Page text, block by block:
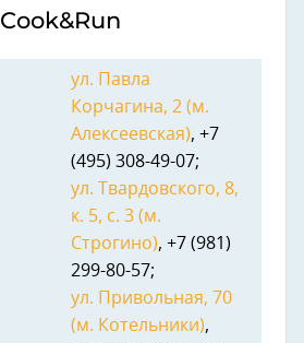
Cook&Run
ул. Павла
Корчагина, 2 (м.
Алексеевская), +7
(495) 308-49-07;
ул. Твардовского, 8,
к. 5, с. 3 (м.
Строгино), +7 (981)
299-80-57;
ул. Привольная, 70
(м. Котельники),